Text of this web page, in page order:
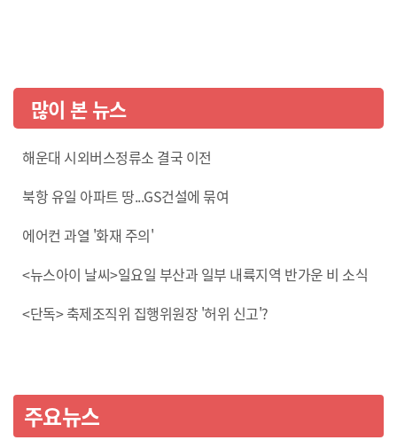
많이 본 뉴스
해운대 시외버스정류소 결국 이전
북항 유일 아파트 땅...GS건설에 묶여
에어컨 과열 '화재 주의'
<뉴스아이 날씨>일요일 부산과 일부 내륙지역 반가운 비 소식
<단독> 축제조직위 집행위원장 '허위 신고'?
주요뉴스